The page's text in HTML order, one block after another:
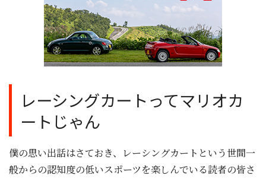
レーシングカートってマリオカ
ートじゃん
僕の思い出話はさておき、レーシングカートという世間一
般からの認知度の低いスポーツを楽しんでいる読者の皆さ